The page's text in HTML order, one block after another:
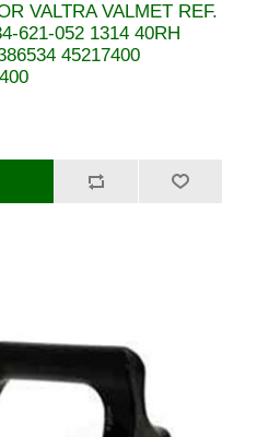
VALTRA VALMET REF.
621-052 1314 40RH
45217400